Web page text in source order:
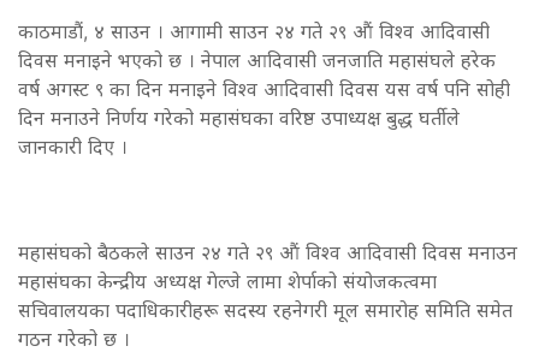
काठमाडौं, ४ साउन । आगामी साउन २४ गते २९ औं विश्व आदिवासी
दिवस मनाइने भएको छ । नेपाल आदिवासी जनजाति महासंघले हरेक
वर्ष अगस्ट ९ का दिन मनाइने विश्व आदिवासी दिवस यस वर्ष पनि सोही
दिन मनाउने निर्णय गरेको महासंघका वरिष्ठ उपाध्यक्ष बुद्ध घर्तीले
जानकारी दिए ।
महासंघको बैठकले साउन २४ गते २९ औं विश्व आदिवासी दिवस मनाउन
महासंघका केन्द्रीय अध्यक्ष गेल्जे लामा शेर्पाको संयोजकत्वमा
सचिवालयका पदाधिकारीहरू सदस्य रहनेगरी मूल समारोह समिति समेत
गठन गरेको छ ।